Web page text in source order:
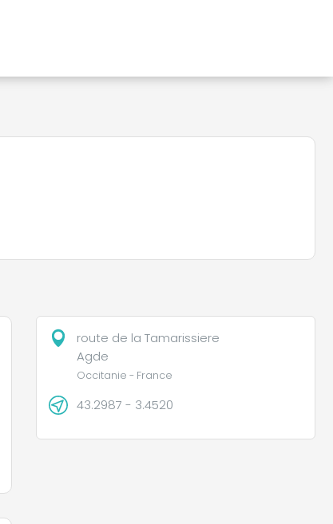
route de la Tamarissiere
Agde
Occitanie - France
43.2987 - 3.4520